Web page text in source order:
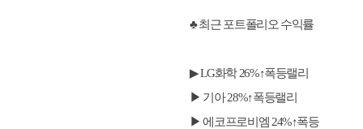
♣ 최근 포트폴리오 수익률
▶ LG화학 26%↑폭등랠리
▶ 기아 28%↑폭등랠리
▶ 에코프로비엠 24%↑폭등